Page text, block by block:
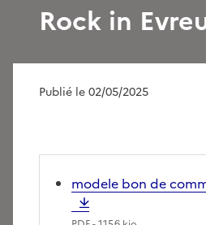
Rock in
Publié le 02/05/2025
modele bon de